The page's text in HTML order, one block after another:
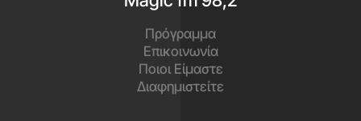
Πρόγραμμα
Επικοινωνία
Ποιοι Είμαστε
Διαφημιστείτε